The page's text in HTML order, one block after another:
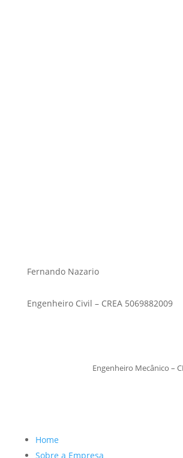
Fernando Nazario
Engenheiro Civil – CREA 5069882009
Engenheiro Mecânico –
Home
Sobre a Empresa